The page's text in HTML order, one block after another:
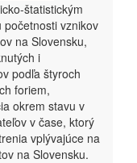
štatistickým
vznikov
na Slovensku,
i
podľa štyroch
foriem,
okrem stavu v
v čase, ktorý
vplývajúce na
na Slovensku.